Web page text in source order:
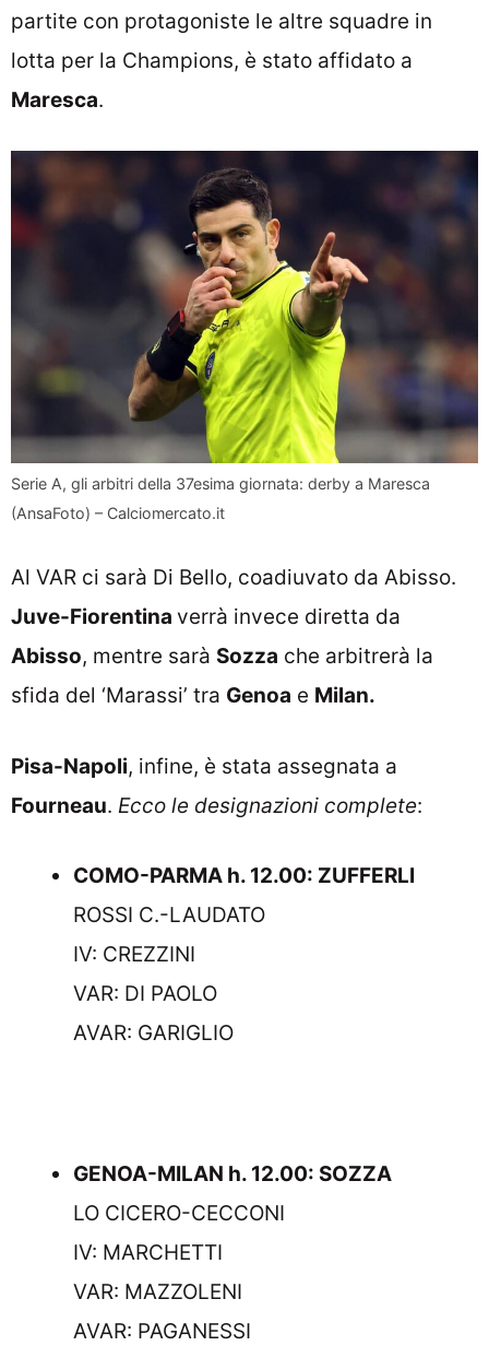
partite con protagoniste le altre squadre in
lotta per la Champions, è stato affidato a
Maresca.
Serie A, gli arbitri della 37esima giornata: derby a Maresca
(AnsaFoto) – Calciomercato.it
Al VAR ci sarà Di Bello, coadiuvato da Abisso.
Juve-Fiorentina verrà invece diretta da
Abisso, mentre sarà Sozza che arbitrerà la
sfida del ‘Marassi’ tra Genoa e Milan.
Pisa-Napoli, infine, è stata assegnata a
Fourneau. Ecco le designazioni complete:
COMO-PARMA h. 12.00: ZUFFERLI
ROSSI C.-LAUDATO
IV: CREZZINI
VAR: DI PAOLO
AVAR: GARIGLIO
GENOA-MILAN h. 12.00: SOZZA
LO CICERO-CECCONI
IV: MARCHETTI
VAR: MAZZOLENI
AVAR: PAGANESSI